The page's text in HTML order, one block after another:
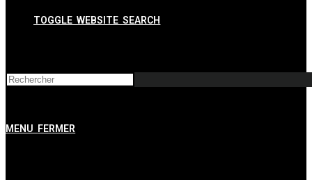
TOGGLE WEBSITE SEARCH
MENU FERMER